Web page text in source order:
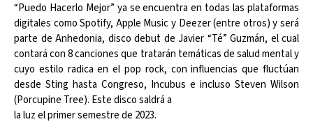
“Puedo Hacerlo Mejor” ya se encuentra en todas las plataformas
digitales como Spotify, Apple Music y Deezer (entre otros) y será
parte de Anhedonia, disco debut de Javier “Té” Guzmán, el cual
contará con 8 canciones que tratarán temáticas de salud mental y
cuyo estilo radica en el pop rock, con influencias que fluctúan
desde Sting hasta Congreso, Incubus e incluso Steven Wilson
(Porcupine Tree). Este disco saldrá a
la luz el primer semestre de 2023.